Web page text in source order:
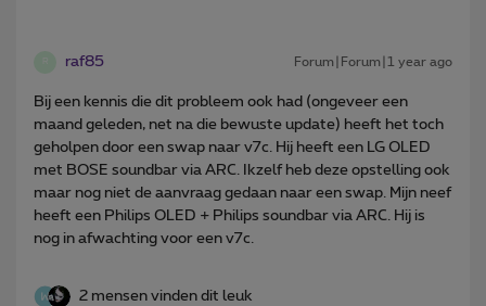
raf85 Forum|Forum|1 year ago
Bij een kennis die dit probleem ook had (ongeveer een
maand geleden, net na die bewuste update) heeft het toch
geholpen door een swap naar v7c. Hij heeft een LG OLED
met BOSE soundbar via ARC. Ikzelf heb deze opstelling ook
maar nog niet de aanvraag gedaan naar een swap. Mijn neef
heeft een Philips OLED + Philips soundbar via ARC. Hij is
nog in afwachting voor een v7c.
2 mensen vinden dit leuk